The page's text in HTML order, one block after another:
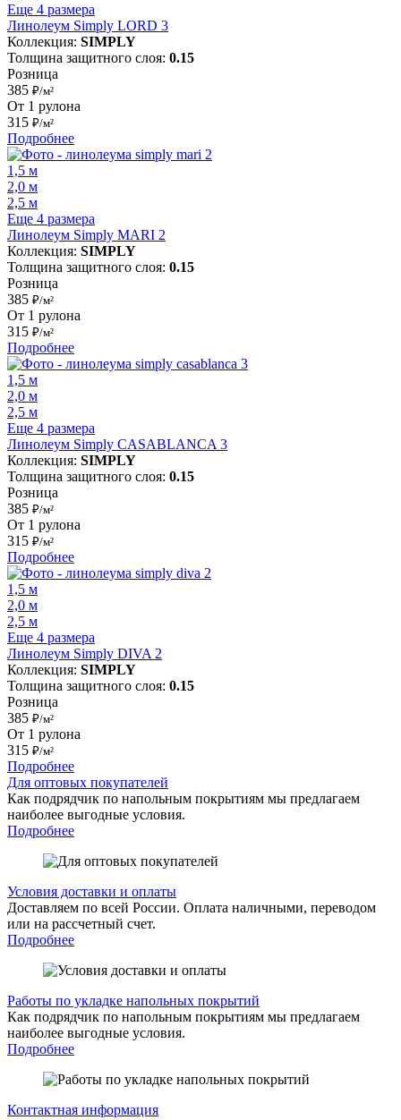
Еще 4 размера
Линолеум Simply LORD 3
Коллекция: SIMPLY
Толщина защитного слоя: 0.15
Розница
385 ₽/м²
От 1 рулона
315 ₽/м²
Подробнее
1,5 м
2,0 м
2,5 м
Еще 4 размера
Линолеум Simply MARI 2
Коллекция: SIMPLY
Толщина защитного слоя: 0.15
Розница
385 ₽/м²
От 1 рулона
315 ₽/м²
Подробнее
1,5 м
2,0 м
2,5 м
Еще 4 размера
Линолеум Simply CASABLANCA 3
Коллекция: SIMPLY
Толщина защитного слоя: 0.15
Розница
385 ₽/м²
От 1 рулона
315 ₽/м²
Подробнее
1,5 м
2,0 м
2,5 м
Еще 4 размера
Линолеум Simply DIVA 2
Коллекция: SIMPLY
Толщина защитного слоя: 0.15
Розница
385 ₽/м²
От 1 рулона
315 ₽/м²
Подробнее
Для оптовых покупателей
Как подрядчик по напольным покрытиям мы предлагаем
наиболее выгодные условия.
Подробнее
Условия доставки и оплаты
Доставляем по всей России. Оплата наличными, переводом
или на рассчетный счет.
Подробнее
Работы по укладке напольных покрытий
Как подрядчик по напольным покрытиям мы предлагаем
наиболее выгодные условия.
Подробнее
Контактная информация